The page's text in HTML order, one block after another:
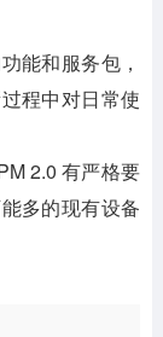
能和服务包，
程中对日常使
2.0 有严格要
多的现有设备